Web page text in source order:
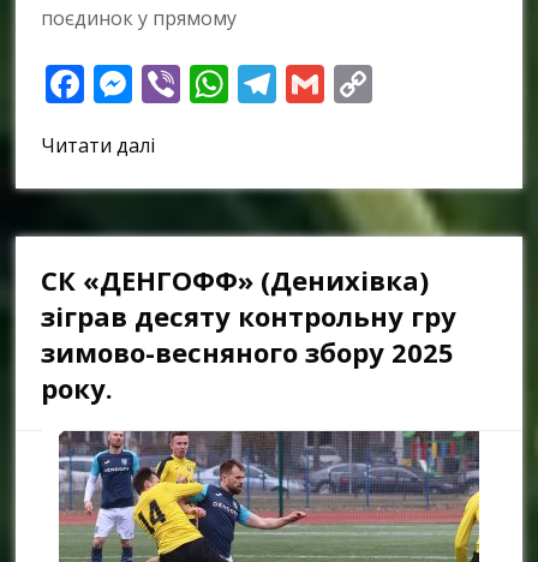
поєдинок у прямому
Facebook
Messenger
ViberWhatsApp
Telegram
Gmail
Читати далі
СК «ДЕНГОФФ» (Денихівка)
зіграв десяту контрольну гру
зимово-весняного збору 2025
року.